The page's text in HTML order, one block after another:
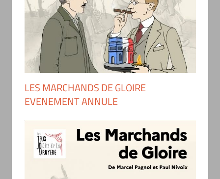
LES MARCHANDS DE GLOIRE
EVENEMENT ANNULE